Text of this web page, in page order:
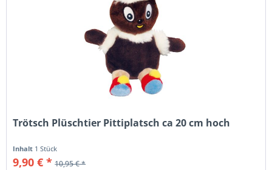
Trötsch Plüschtier Pittiplatsch ca 20 cm hoch
Inhalt 1 Stück
9,90 € * 10,95 € *